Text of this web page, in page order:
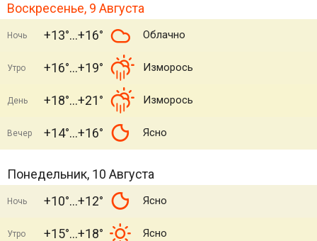
Воскресенье, 9 Августа
Ночь +13° +16° Облачно
Утро +16° +19° Изморось
День +18° +21° Изморось
Вечер +14° +16° Ясно
Понедельник, 10 Августа
Ночь +10° +12° Ясно
Утро +15° +18° Ясно